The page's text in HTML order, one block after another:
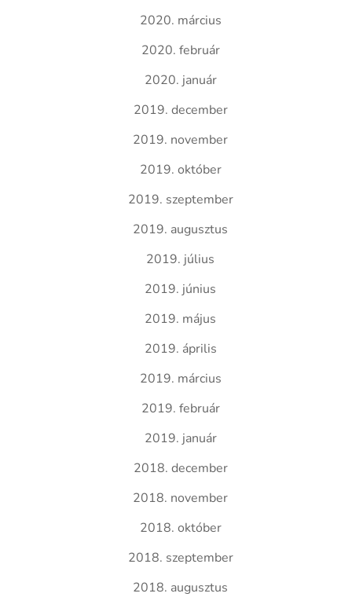
2020. március
2020. február
2020. január
2019. december
2019. november
2019. október
2019. szeptember
2019. augusztus
2019. július
2019. június
2019. május
2019. április
2019. március
2019. február
2019. január
2018. december
2018. november
2018. október
2018. szeptember
2018. augusztus